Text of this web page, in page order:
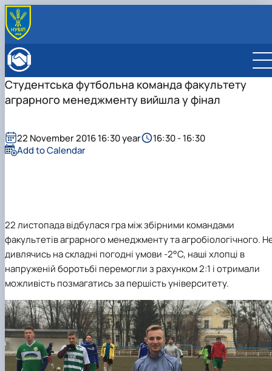
Administration
EDUCATIONAL ACTIVITIES
Bachelor's degree
Підготовка аспірантів
Науково-дослідна робота
ENROLLMENT
Master's degree
PhD
Double Degree Programs
English speaking MSc Program in Management
EMPLOYERS' COUNCIL
Студентська футбольна команда факультету
аграрного менеджменту вийшла у фінал
22 листопада відбулася гра між збірними командами
факультетіваграрного менеджментутаагробіологічного.
дивлячись на складні погодні умови -2°C, наші хлопці в
напруженій боротьбі перемогли з рахунком 2:1 іотримали
можливість позмагатись за першість університету.
22 November 2016 16:30 year
16:30 - 16:30
Add to Calendar